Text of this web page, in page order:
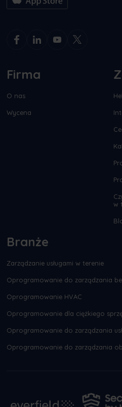
Firma
O nas
Wycena
w
Branże
Zarządzanie usługami w terenie
Oprogramowanie do zarządzania
Oprogramowanie HVAC
Oprogramowanie dla ciężkiego
Oprogramowanie do zarządzania
Oprogramowanie do zarządzania